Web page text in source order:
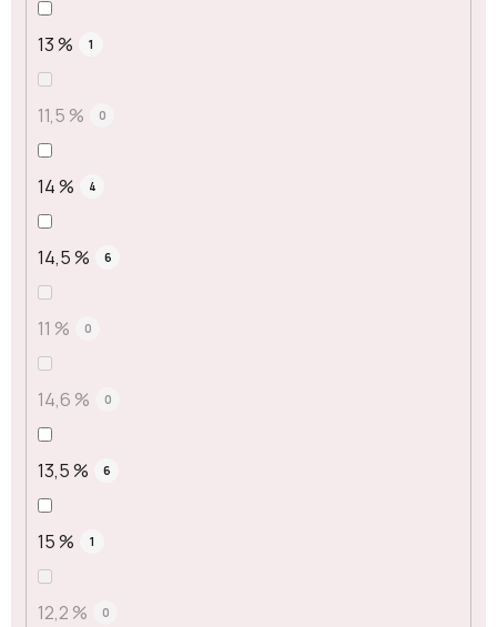
13 % 1
11,5 % 0
14 % 4
14,5 % 6
11 % 0
14,6 % 0
13,5 % 6
15 % 1
12,2 % 0